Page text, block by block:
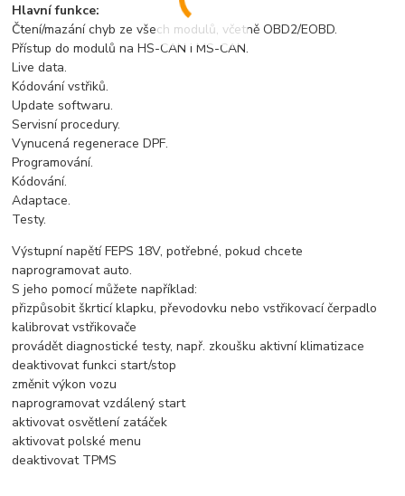
Hlavní funkce:
Čtení/mazání chyb ze všech modulů, včetně OBD2/EOBD.
Přístup do modulů na HS-CAN i MS-CAN.
Live data.
Kódování vstřiků.
Update softwaru.
Servisní procedury.
Vynucená regenerace DPF.
Programování.
Kódování.
Adaptace.
Testy.
Výstupní napětí FEPS 18V, potřebné, pokud chcete
naprogramovat auto.
S jeho pomocí můžete například:
přizpůsobit škrticí klapku, převodovku nebo vstřikovací čerpadlo
kalibrovat vstřikovače
provádět diagnostické testy, např. zkoušku aktivní klimatizace
deaktivovat funkci start/stop
změnit výkon vozu
naprogramovat vzdálený start
aktivovat osvětlení zatáček
aktivovat polské menu
deaktivovat TPMS